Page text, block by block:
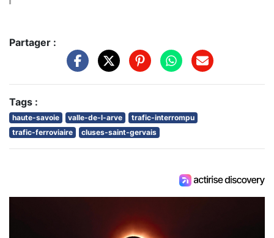
Partager :
Tags :
haute-savoie valle-de-l-arve
trafic-interrompu
trafic-ferroviaire
cluses-saint-gervais